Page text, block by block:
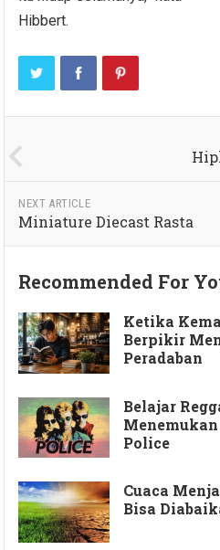
Hibbert.
NEXT ARTICLE
Miniature Diecast Rasta
Recommended For
Ketika
Berpikir
Peradaban
Belajar
Police
Cuaca
Bisa